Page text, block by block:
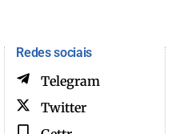
Redes sociais
Telegram
Twitter